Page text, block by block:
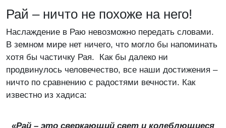
Рай – ничто не похоже на него!
Наслаждение в Раю невозможно передать словами.
В земном мире нет ничего, что могло бы напоминать
хотя бы частичку Рая. Как бы далеко ни
продвинулось человечество, все наши достижения –
ничто по сравнению с радостями вечности. Как
известно из хадиса:
«Рай – это свер­каю­щий свет и ко­леб­лю­щие­ся